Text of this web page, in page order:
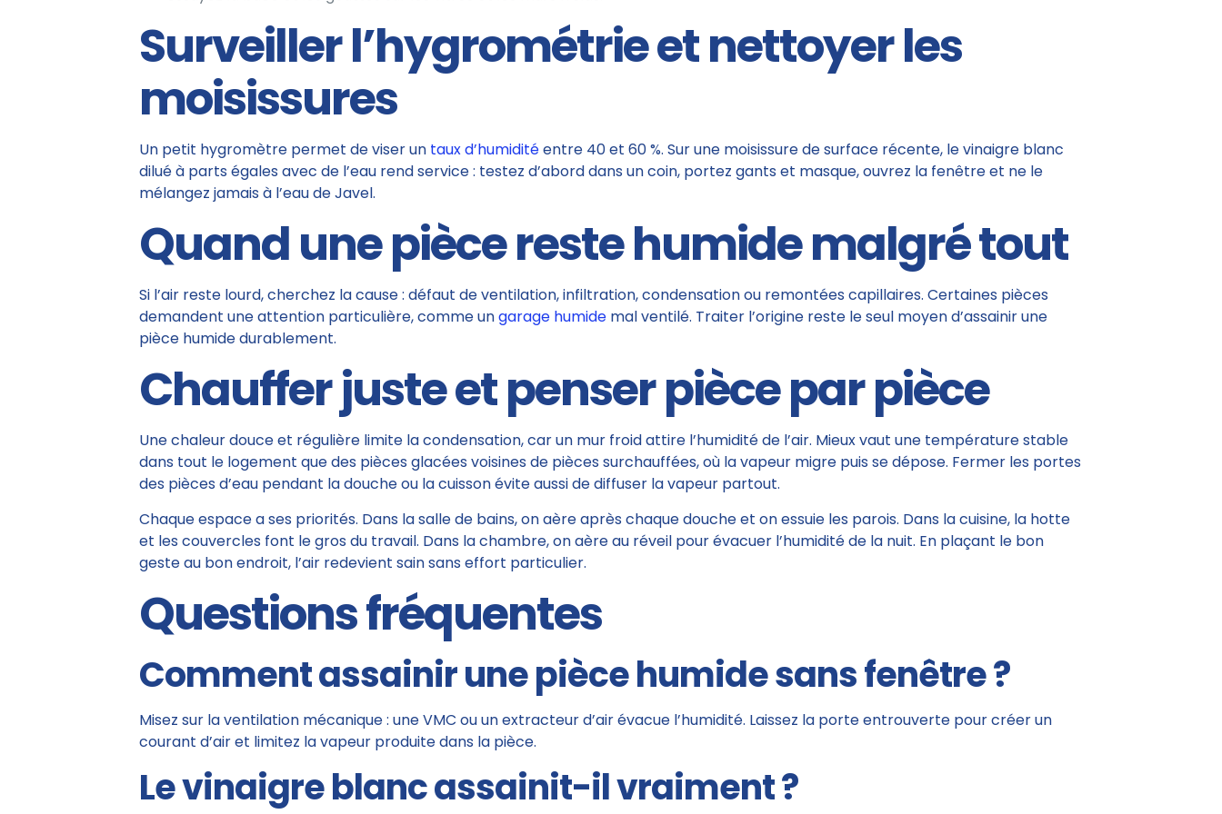
Surveiller l’hygrométrie et nettoyer les
moisissures
Un petit hygromètre permet de viser un taux d’humiditéentre 40 et 60 %. Sur une moisissure de surface récente, le vinaigre blanc
dilué à parts égales avec de l’eau rend service : testez d’abord dans un coin, portez gants et masque, ouvrez la fenêtre et ne le
mélangez jamais à l’eau de Javel.
Quand une pièce reste humide malgré tout
Si l’air reste lourd, cherchez la cause : défaut de ventilation, infiltration, condensation ou remontées capillaires. Certaines pièces
demandent une attention particulière, comme ungarage humidemal ventilé. Traiter l’origine reste le seul moyen d’assainir une
pièce humide durablement.
Chauffer juste et penser pièce par pièce
Une chaleur douce et régulière limite la condensation, car un mur froid attire l’humidité de l’air. Mieux vaut une température stable
dans tout le logement que des pièces glacées voisines de pièces surchauffées, où la vapeur migre puis se dépose. Fermer les portes
des pièces d’eau pendant la douche ou la cuisson évite aussi de diffuser la vapeur partout.
Chaque espace a ses priorités. Dans la salle de bains, on aère après chaque douche et on essuie les parois. Dans la cuisine, la hotte
et les couvercles font le gros du travail. Dans la chambre, on aère au réveil pour évacuer l’humidité de la nuit. En plaçant le bon
geste au bon endroit, l’air redevient sain sans effort particulier.
Questions fréquentes
Comment assainir une pièce humide sans fenêtre ?
Misez sur la ventilation mécanique : une VMC ou un extracteur d’air évacue l’humidité. Laissez la porte entrouverte pour créer un
courant d’air et limitez la vapeur produite dans la pièce.
Le vinaigre blanc assainit-il vraiment ?